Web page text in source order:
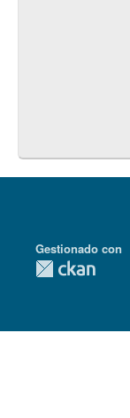
Detalles Técnicos
Gestionado con